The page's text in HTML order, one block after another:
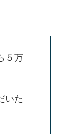
５万
いた